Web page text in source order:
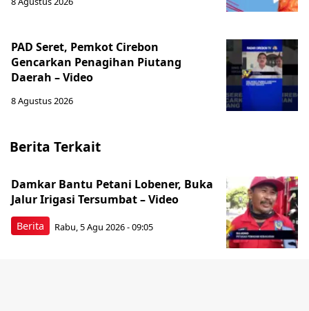
PAD Seret, Pemkot Cirebon
Gencarkan Penagihan Piutang
Daerah – Video
8 Agustus 2026
Berita Terkait
Berita
Damkar Bantu Petani Lobener, Buka
Jalur Irigasi Tersumbat – Video
Rabu, 5 Agu 2026 - 09:05